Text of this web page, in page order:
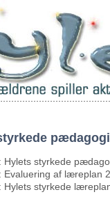
Hylets styrkede
Evaluering af læreplan
Hylets styrkede